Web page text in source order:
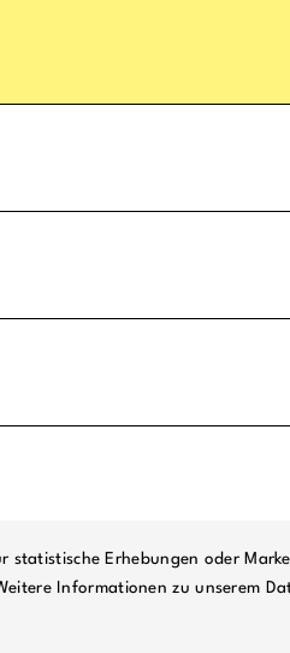
statistische Erhebungen oder
Informationen zu unserem